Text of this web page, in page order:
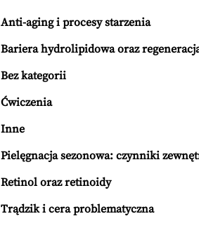
Anti-aging i procesy starzenia
Bariera hydrolipidowa oraz
Bez kategorii
Ćwiczenia
Inne
Pielęgnacja sezonowa: czynniki
Retinol oraz retinoidy
Trądzik i cera problematyczna